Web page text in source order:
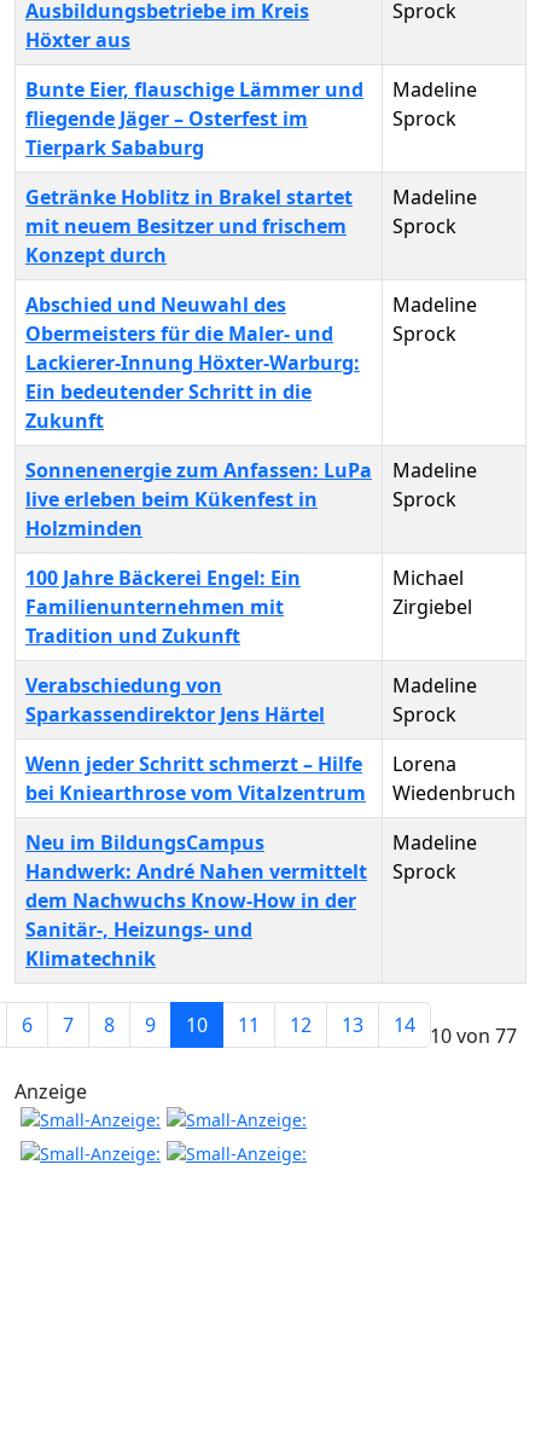
Beiträge
Ausbildungsbetriebe im Kreis
Höxter aus
Sprock
Bunte Eier, flauschige Lämmer und
fliegende Jäger – Osterfest im
Tierpark Sababurg
Madeline
Sprock
Getränke Hoblitz in Brakel startet
mit neuem Besitzer und frischem
Konzept durch
Madeline
Sprock
Abschied und Neuwahl des
Obermeisters für die Maler- und
Lackierer-Innung Höxter-Warburg:
Ein bedeutender Schritt in die
Zukunft
Madeline
Sprock
Sonnenenergie zum Anfassen: LuPa
live erleben beim Kükenfest in
Holzminden
Madeline
Sprock
100 Jahre Bäckerei Engel: Ein
Familienunternehmen mit
Tradition und Zukunft
Michael
Zirgiebel
Verabschiedung von
Sparkassendirektor Jens Härtel
Madeline
Sprock
Wenn jeder Schritt schmerzt – Hilfe
bei Kniearthrose vom Vitalzentrum
Lorena
Wiedenbruch
Neu im BildungsCampus
Handwerk: André Nahen vermittelt
dem Nachwuchs Know-How in der
Sanitär-, Heizungs- und
Klimatechnik
Madeline
Sprock
Seite 10 von 77
6 7 8 9 10 11 12 13 14
Anzeige